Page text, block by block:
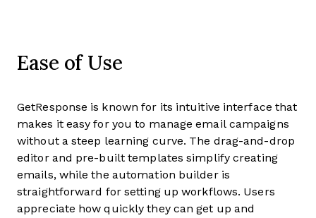
Ease of Use
GetResponse is known for its intuitive interface that
makes it easy for you to manage email campaigns
without a steep learning curve. The drag-and-drop
editor and pre-built templates simplify creating
emails, while the automation builder is
straightforward for setting up workflows. Users
appreciate how quickly they can get up and